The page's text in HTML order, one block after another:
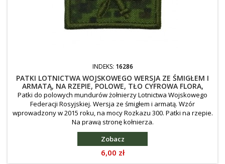
INDEKS: 16286
PATKI LOTNICTWA WOJSKOWEGO WERSJA ZE ŚMIGŁEM I
ARMATĄ, NA RZEPIE, POLOWE, TŁO CYFROWA FLORA,
WYSZYWANE, PRAWA
Patki do polowych mundurów żołnierzy Lotnictwa Wojskowego
Federacji Rosyjskiej. Wersja ze śmigłem i armatą. Wzór
wprowadzony w 2015 roku, na mocy Rozkazu 300. Patki na rzepie.
Na prawą stronę kołnierza.
Zobacz
Cena
6,00 zł